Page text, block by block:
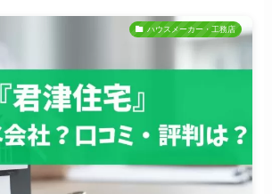
ハウスメーカー・工務店